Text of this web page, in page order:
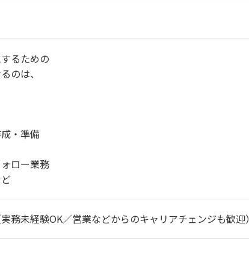
るための
のは、
・準備
ロー業務
務未経験OK／営業などからのキャリアチェンジも歓迎）